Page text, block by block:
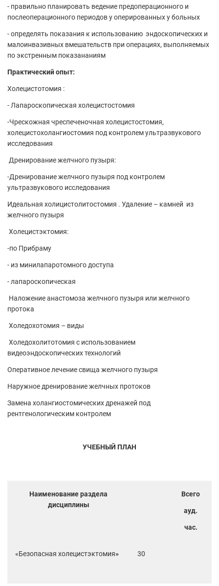
- правильно планировать ведение предоперационного и
послеоперационного периодов у оперированных у больных
- определять показания к использованию эндоскопических и
малоинвазивных вмешательств при операциях, выполняемых
по экстренным показананиям
Практический опыт:
Холецистотомия :
- Лапароскопическая холецистостомия
-Чрескожная чреспеченочная холецистостомия,
холецистохолангиостомия под контролем ультразвукового
исследования
Дренирование желчного пузыря:
-Дренирование желчного пузыря под контролем
ультразвукового исследования
Идеальная холицистолитостомия . Удаление – камней из
желчного пузыря
Холецистэктомия:
-по Прибраму
- из минилапаротомного доступа
- лапароскопическая
Наложение анастомоза желчного пузыря или желчного
протока
Холедохотомия – виды
Холедохолитотомия с использованием
видеоэндоскопических технологий
Оперативное лечение свища желчного пузыря
Наружное дренирование желчных протоков
Замена холангиостомических дренажей под
рентгенологическим контролем
УЧЕБНЫЙ ПЛАН
Наименование раздела
дисциплины
Всего
ауд.
час.
«Безопасная холецистэктомия» 30